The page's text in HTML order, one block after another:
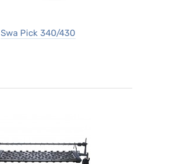
Swa Pick 340/430